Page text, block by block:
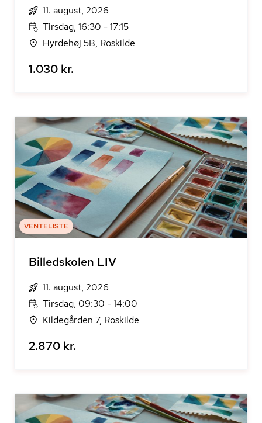
11. august, 2026
Tirsdag, 16:30 - 17:15
Hyrdehøj 5B, Roskilde
1.030 kr.
VENTELISTE
Billedskolen LIV
11. august, 2026
Tirsdag, 09:30 - 14:00
Kildegården 7, Roskilde
2.870 kr.